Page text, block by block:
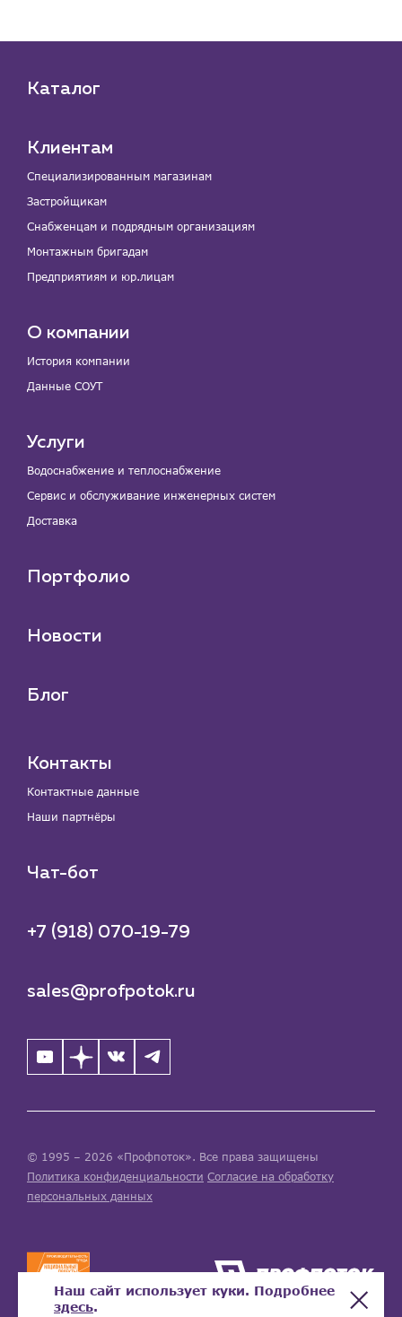
Каталог
Клиентам
Специализированным магазинам
Застройщикам
Снабженцам и подрядным организациям
Монтажным бригадам
Предприятиям и юр.лицам
О компании
История компании
Данные СОУТ
Услуги
Водоснабжение и теплоснабжение
Сервис и обслуживание инженерных систем
Доставка
Портфолио
Новости
Блог
Контакты
Контактные данные
Наши партнёры
Чат-бот
+7 (918) 070-19-79
sales@profpotok.ru
© 1995 – 2026 «Профпоток». Все права защищены
Политика конфиденциальности Согласие на обработку
персональных данных
Наш сайт использует куки. Подробнее
здесь.